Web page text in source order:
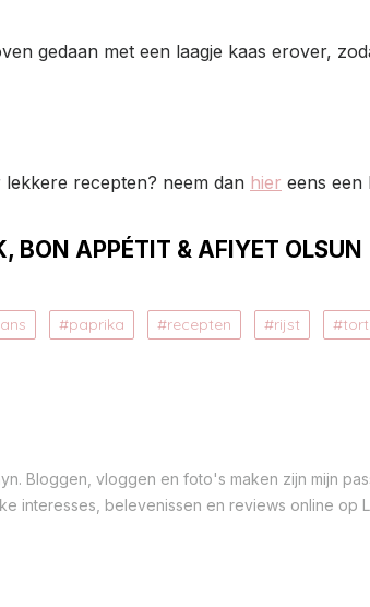
gedaan met een laagje kaas erover,
recepten? neem dan hier eens een
BON APPÉTIT & AFIYET OLSUN
paprika recepten rijst
Bloggen, vloggen en foto's maken zijn mijn
interesses, belevenissen en reviews online op